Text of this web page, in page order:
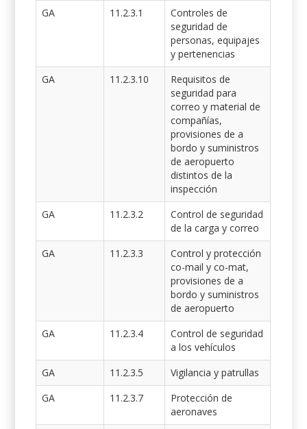
GA
11.2.3.1
Controles de
seguridad de
personas, equipajes
y pertenencias
GA
11.2.3.10
Requisitos de
seguridad para
correo y material de
compañías,
provisiones de a
bordo y suministros
de aeropuerto
distintos de la
inspección
GA
11.2.3.2
Control de seguridad
de la carga y correo
GA
11.2.3.3
Control y protección
co-mail y co-mat,
provisiones de a
bordo y suministros
de aeropuerto
GA
11.2.3.4
Control de seguridad
a los vehículos
GA
11.2.3.5
Vigilancia y patrullas
GA
11.2.3.7
Protección de
aeronaves